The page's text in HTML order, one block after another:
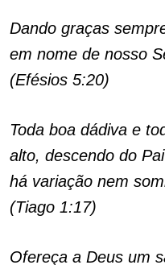
Dando graças
em nome de nosso
(Efésios 5:20)
Toda boa dádiva e
alto, descendo do
há variação nem
(Tiago 1:17)
Ofereça a Deus um